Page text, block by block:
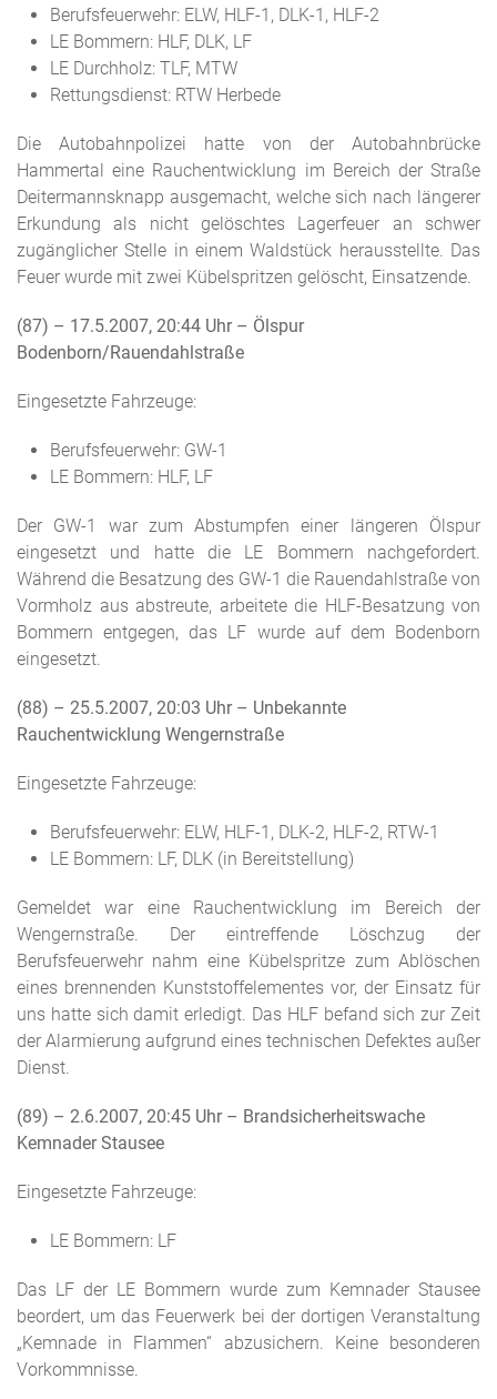
Berufsfeuerwehr: ELW, HLF-1, DLK-1, HLF-2
LE Bommern: HLF, DLK, LF
LE Durchholz: TLF, MTW
Rettungsdienst: RTW Herbede
Die Autobahnpolizei hatte von der Autobahnbrücke
Hammertal eine Rauchentwicklung im Bereich der Straße
Deitermannsknapp ausgemacht, welche sich nach längerer
Erkundung als nicht gelöschtes Lagerfeuer an schwer
zugänglicher Stelle in einem Waldstück herausstellte. Das
Feuer wurde mit zwei Kübelspritzen gelöscht, Einsatzende.
(87) – 17.5.2007, 20:44 Uhr – Ölspur
Bodenborn/Rauendahlstraße
Eingesetzte Fahrzeuge:
Berufsfeuerwehr: GW-1
LE Bommern: HLF, LF
Der GW-1 war zum Abstumpfen einer längeren Ölspur
eingesetzt und hatte die LE Bommern nachgefordert.
Während die Besatzung des GW-1 die Rauendahlstraße von
Vormholz aus abstreute, arbeitete die HLF-Besatzung von
Bommern entgegen, das LF wurde auf dem Bodenborn
eingesetzt.
(88) – 25.5.2007, 20:03 Uhr – Unbekannte
Rauchentwicklung Wengernstraße
Eingesetzte Fahrzeuge:
Berufsfeuerwehr: ELW, HLF-1, DLK-2, HLF-2, RTW-1
LE Bommern: LF, DLK (in Bereitstellung)
Gemeldet war eine Rauchentwicklung im Bereich der
Wengernstraße. Der eintreffende Löschzug der
Berufsfeuerwehr nahm eine Kübelspritze zum Ablöschen
eines brennenden Kunststoffelementes vor, der Einsatz für
uns hatte sich damit erledigt. Das HLF befand sich zur Zeit
der Alarmierung aufgrund eines technischen Defektes außer
Dienst.
(89) – 2.6.2007, 20:45 Uhr – Brandsicherheitswache
Kemnader Stausee
Eingesetzte Fahrzeuge:
LE Bommern: LF
Das LF der LE Bommern wurde zum Kemnader Stausee
beordert, um das Feuerwerk bei der dortigen Veranstaltung
„Kemnade in Flammen“ abzusichern. Keine besonderen
Vorkommnisse.